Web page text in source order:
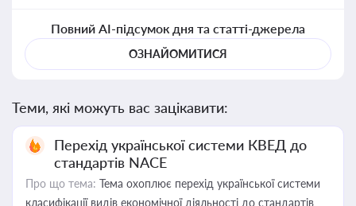
Повний AI-підсумок дня та статті-джерела
ОЗНАЙОМИТИСЯ
Теми, які можуть вас зацікавити:
Перехід української системи КВЕД до
стандартів NACE
Про що тема: Тема охоплює перехід української системи
класифікації видів економічної діяльності до стандартів